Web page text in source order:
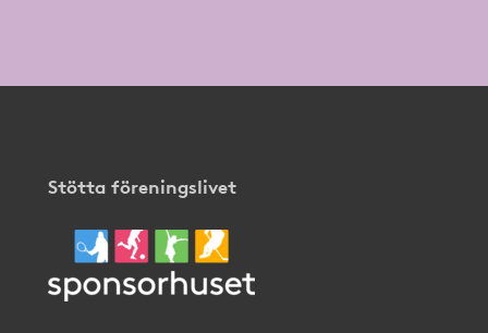
Stötta föreningslivet